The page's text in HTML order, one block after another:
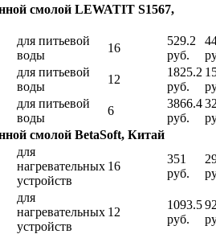
смолой LEWATIT S1567,
для питьевой
воды
16
529.2
руб.
для питьевой
воды
12
1825.2
руб.
для питьевой
воды
6
3866.4
руб.
смолой BetaSoft, Китай
для
нагревательных
устройств
16
351
руб.
для
нагревательных
устройств
12
1093.5
руб.